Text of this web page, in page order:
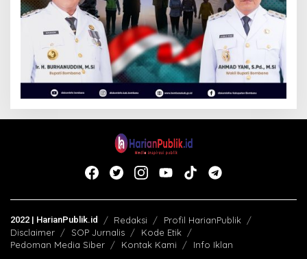
2022 | HarianPublik.id Redaksi
Profil HarianPublik
Disclaimer
SOP Jurnalis
Kode Etik
Pedoman Media Siber
Kontak Kami Info Iklan